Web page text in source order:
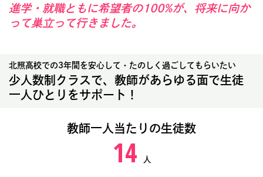
進学・就職ともに希望者の100%が、将来に向か
って巣立って行きました。
北照高校での3年間を安心して・たのしく過ごしてもらいたい
少人数制クラスで、教師があらゆる面で生徒
一人ひとりをサポート！
教師一人当たりの生徒数
14 人